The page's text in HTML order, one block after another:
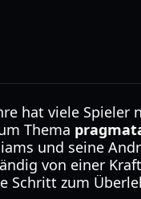
hat viele
Thema
und seine
von einer
zum